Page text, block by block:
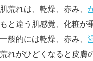
肌荒れは、乾燥、赤み、
もと違う肌感覚、化粧が
一般的には乾燥、赤み、
荒れがひどくなると皮膚